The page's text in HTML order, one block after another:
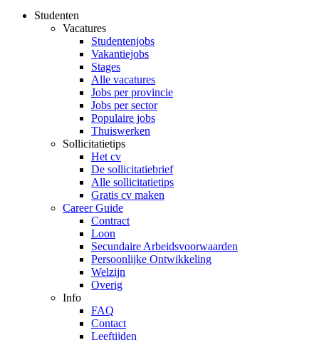
Studenten
Vacatures
Studentenjobs
Vakantiejobs
Stages
Alle vacatures
Jobs per provincie
Jobs per sector
Populaire jobs
Thuiswerken
Sollicitatietips
Het cv
De sollicitatiebrief
Alle sollicitatietips
Gratis cv maken
Career Guide
Contract
Loon
Secundaire Arbeidsvoorwaarden
Persoonlijke Ontwikkeling
Welzijn
Overig
Info
FAQ
Contact
Leeftijden